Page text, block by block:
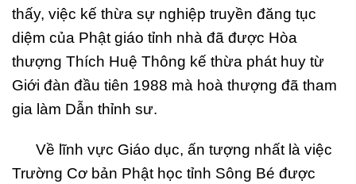
thấy, việc kế thừa sự nghiệp truyền đăng tục
diệm của Phật giáo tỉnh nhà đã được Hòa
thượng Thích Huệ Thông kế thừa phát huy từ
Giới đàn đầu tiên 1988 mà hoà thượng đã tham
gia làm Dẫn thỉnh sư.
Về lĩnh vực Giáo dục, ấn tượng nhất là việc
Trường Cơ bản Phật học tỉnh Sông Bé được